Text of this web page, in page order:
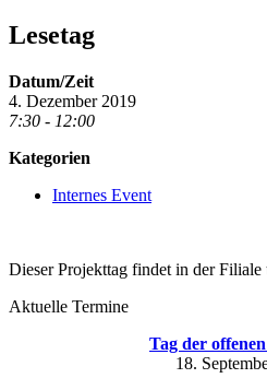
Lesetag
Datum/Zeit
4. Dezember 2019
7:30 - 12:00
Kategorien
Internes Event
Dieser Projekttag findet in der Filiale
Aktuelle Termine
Tag der
18.